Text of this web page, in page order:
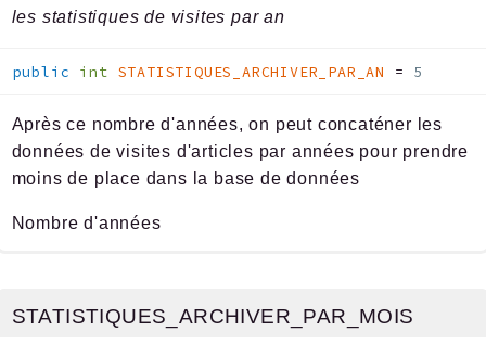
les statistiques de visites par an
public int STATISTIQUES_ARCHIVER_PAR_AN = 5
Après ce nombre d'années, on peut concaténer les
données de visites d'articles par années pour prendre
moins de place dans la base de données
Nombre d'années
STATISTIQUES_ARCHIVER_PAR_MOIS